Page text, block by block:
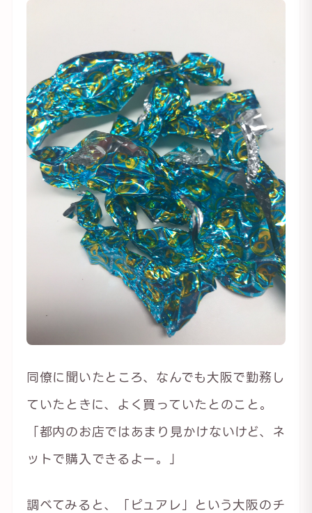
同僚に聞いたところ、なんでも大阪で勤務し
ていたときに、よく買っていたとのこと。
「都内のお店ではあまり見かけないけど、ネ
ットで購入できるよー。」
調べてみると、「ピュアレ」という大阪のチ